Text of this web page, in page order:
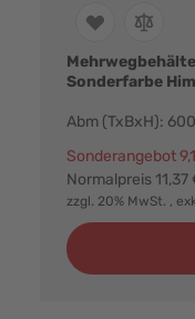
Sonderfarbe
Abm (TxBxH):
Sonderangebot
Normalpreis 11,37
zzgl. 20% MwSt. ,